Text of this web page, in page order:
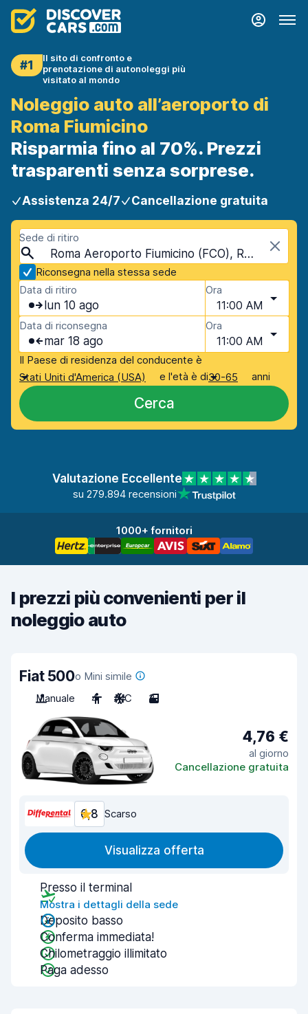
#1
Il sito di confronto e
prenotazione di autonoleggi più
visitato al mondo
Noleggio auto all’aeroporto di
Roma Fiumicino
Risparmia fino al 70%. Prezzi
trasparenti senza sorprese.
Assistenza 24/7 Cancellazione gratuita
Sede di ritiro
Roma Aeroporto Fiumicino (FCO), Roma, Italia
Riconsegna nella stessa sede
Data di ritiro
lun 10 ago
Ora
11:00 AM
Data di riconsegna
mar 18 ago
Ora
11:00 AM
Il Paese di residenza del conducente è
Stati Uniti d'America (USA)
e l'età è di30-65 anni
Cerca
Valutazione Eccellente
su 279.894 recensioni
1000+ fornitori
I prezzi più convenienti per il
noleggio auto
Fiat 500o Mini simile
Manuale
4 A/C 3
4,76 €
al giorno
Cancellazione gratuita
6,8 Scarso
Visualizza offerta
Presso il terminal
Mostra i dettagli della sede
Deposito basso
Conferma immediata!
Chilometraggio illimitato
Paga adesso